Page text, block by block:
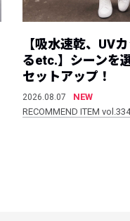
【吸水速乾、UV
るetc.】シーンを
セットアップ！
2026.08.07
NEW
RECOMMEND ITEM vol.334